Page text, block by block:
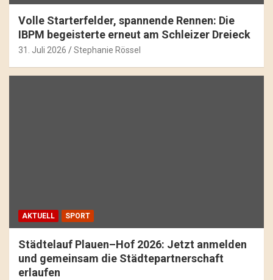
Volle Starterfelder, spannende Rennen: Die
IBPM begeisterte erneut am Schleizer Dreieck
31. Juli 2026 Stephanie Rössel
AKTUELL SPORT
Städtelauf Plauen–Hof 2026: Jetzt anmelden
und gemeinsam die Städtepartnerschaft
erlaufen